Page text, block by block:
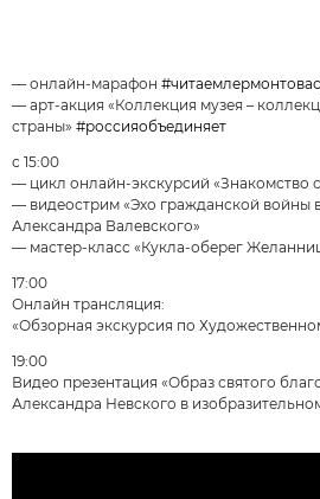
— онлайн-марафон
— арт-акция «Коллекция музея –
страны» #россияобъединяет
с 15:00
— цикл онлайн-экскурсий «Знакомство
— видеострим «Эхо гражданской войны
Александра Валевского»
— мастер-класс «Кукла-оберег
17:00
Онлайн трансляция:
«Обзорная экскурсия по
19:00
Видео презентация «Образ святого
Александра Невского в